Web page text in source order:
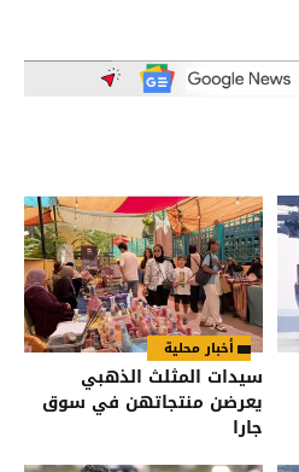
أخبار محلية
سيدات المثلث الذهبي
يعرضن منتجاتهن في سوق
جارا